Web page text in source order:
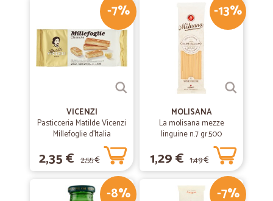
-7%
VICENZI
Pasticceria Matilde Vicenzi
Millefoglie d'Italia
Classiche 125 gr.
2,35 € 2,55 €
-13%
MOLISANA
La molisana mezze
linguine n.7 gr.500
1,29 € 1,49 €
-8% -7%